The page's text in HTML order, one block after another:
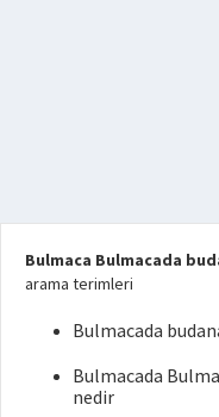
Bulmaca Bulmacada
arama terimleri
Bulmacada
Bulmacada
nedir